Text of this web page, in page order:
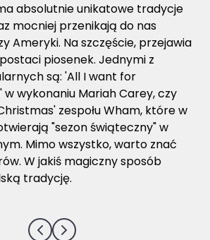
absolutnie unikatowe tradycje
mocniej przenikają do nas
Ameryki. Na szczęście, przejawia
piosenek. Jednymi z
są: 'All I want for
w wykonaniu Mariah Carey, czy
zespołu Wham, które w
"sezon świąteczny" w
Mimo wszystko, warto znać
W jakiś magiczny sposób
tradycję.